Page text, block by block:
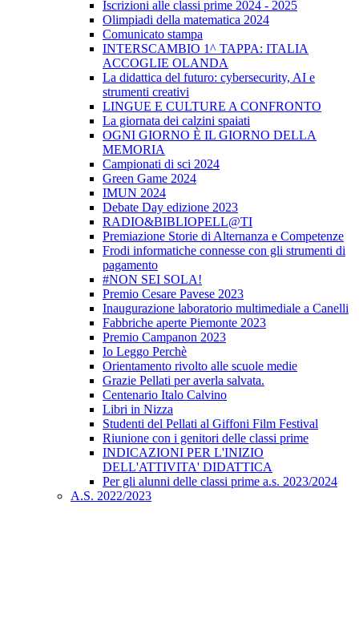
Iscrizioni alle classi prime 2024 - 2025
Olimpiadi della matematica 2024
Comunicato stampa
INTERSCAMBIO 1^ TAPPA: ITALIA
ACCOGLIE OLANDA
La didattica del futuro: cybersecurity, AI e
strumenti creativi
LINGUE E CULTURE A CONFRONTO
La giornata dei calzini spaiati
OGNI GIORNO È IL GIORNO DELLA
MEMORIA
Campionati di sci 2024
Green Game 2024
IMUN 2024
Debate Day edizione 2023
RADIO&BIBLIOPELL@TI
Premiazione Storie di Alternanza e Competenze
Frodi informatiche connesse con gli strumenti di
pagamento
#NON SEI SOLA!
Premio Cesare Pavese 2023
Inaugurazione laboratorio multimediale a Canelli
Fabbriche aperte Piemonte 2023
Premio Campanon 2023
Io Leggo Perchè
Orientamento rivolto alle scuole medie
Grazie Pellati per averla salvata.
Centenario Italo Calvino
Libri in Nizza
Studenti del Pellati al Giffoni Film Festival
Riunione con i genitori delle classi prime
INDICAZIONI PER L'INIZIO
DELL'ATTIVITA' DIDATTICA
Per gli alunni delle classi prime a.s. 2023/2024
A.S. 2022/2023